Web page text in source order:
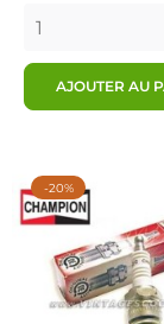
AJOUTER AU
-20%